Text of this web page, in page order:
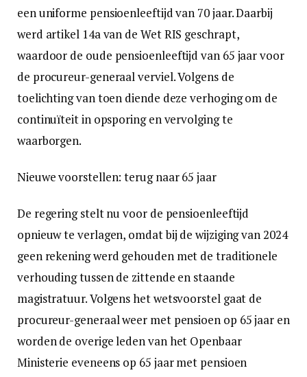
een uniforme pensioenleeftijd van 70 jaar. Daarbij
werd artikel 14a van de Wet RIS geschrapt,
waardoor de oude pensioenleeftijd van 65 jaar voor
de procureur-generaal verviel. Volgens de
toelichting van toen diende deze verhoging om de
continuïteit in opsporing en vervolging te
waarborgen.
Nieuwe voorstellen: terug naar 65 jaar
De regering stelt nu voor de pensioenleeftijd
opnieuw te verlagen, omdat bij de wijziging van 2024
geen rekening werd gehouden met de traditionele
verhouding tussen de zittende en staande
magistratuur. Volgens het wetsvoorstel gaat de
procureur-generaal weer met pensioen op 65 jaar en
worden de overige leden van het Openbaar
Ministerie eveneens op 65 jaar met pensioen